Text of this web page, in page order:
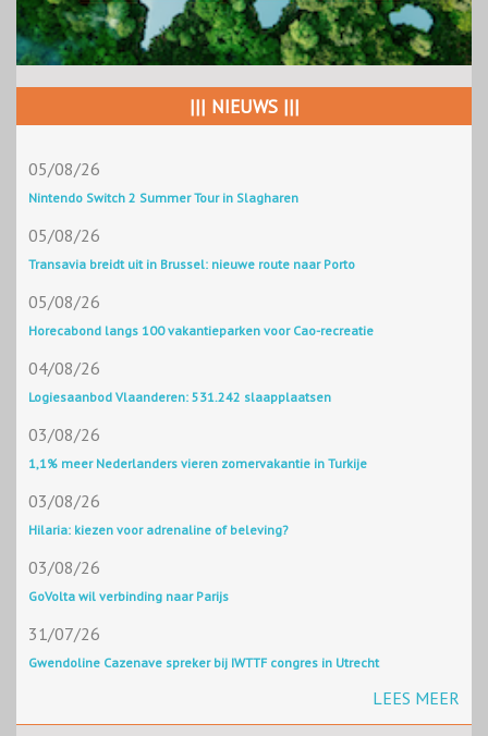
||| NIEUWS |||
05/08/26
Nintendo Switch 2 Summer Tour in Slagharen
05/08/26
Transavia breidt uit in Brussel: nieuwe route naar Porto
05/08/26
Horecabond langs 100 vakantieparken voor Cao-recreatie
04/08/26
Logiesaanbod Vlaanderen: 531.242 slaapplaatsen
03/08/26
1,1% meer Nederlanders vieren zomervakantie in Turkije
03/08/26
Hilaria: kiezen voor adrenaline of beleving?
03/08/26
GoVolta wil verbinding naar Parijs
31/07/26
Gwendoline Cazenave spreker bij IWTTF congres in Utrecht
LEES MEER